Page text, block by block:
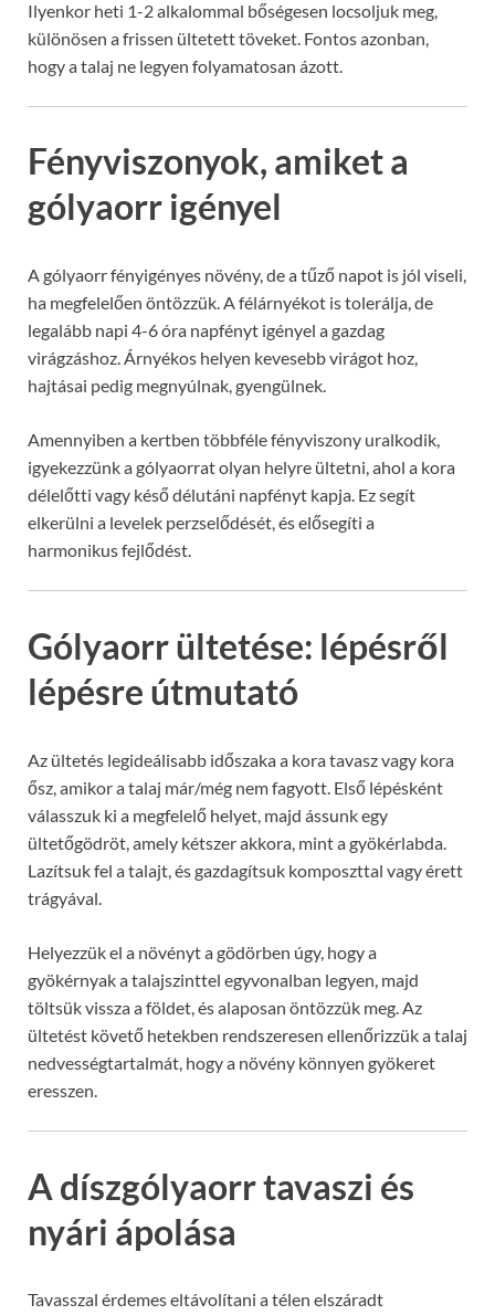
Ilyenkor heti 1-2 alkalommal bőségesen locsoljuk meg,
különösen a frissen ültetett töveket. Fontos azonban,
hogy a talaj ne legyen folyamatosan ázott.
Fényviszonyok, amiket a
gólyaorr igényel
A gólyaorr fényigényes növény, de a tűző napot is jól viseli,
ha megfelelően öntözzük. A félárnyékot is tolerálja, de
legalább napi 4-6 óra napfényt igényel a gazdag
virágzáshoz. Árnyékos helyen kevesebb virágot hoz,
hajtásai pedig megnyúlnak, gyengülnek.
Amennyiben a kertben többféle fényviszony uralkodik,
igyekezzünk a gólyaorrat olyan helyre ültetni, ahol a kora
délelőtti vagy késő délutáni napfényt kapja. Ez segít
elkerülni a levelek perzselődését, és elősegíti a
harmonikus fejlődést.
Gólyaorr ültetése: lépésről
lépésre útmutató
Az ültetés legideálisabb időszaka a kora tavasz vagy kora
ősz, amikor a talaj már/még nem fagyott. Első lépésként
válasszuk ki a megfelelő helyet, majd ássunk egy
ültetőgödröt, amely kétszer akkora, mint a gyökérlabda.
Lazítsuk fel a talajt, és gazdagítsuk komposzttal vagy érett
trágyával.
Helyezzük el a növényt a gödörben úgy, hogy a
gyökérnyak a talajszinttel egyvonalban legyen, majd
töltsük vissza a földet, és alaposan öntözzük meg. Az
ültetést követő hetekben rendszeresen ellenőrizzük a talaj
nedvességtartalmát, hogy a növény könnyen gyökeret
eresszen.
A díszgólyaorr tavaszi és
nyári ápolása
Tavasszal érdemes eltávolítani a télen elszáradt